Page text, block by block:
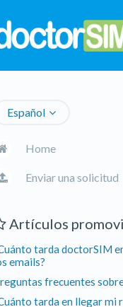
Español
Home
Enviar una solicitud
Artículos
tarda doctorSIM
emails?
frecuentes
tarda en llegar mi